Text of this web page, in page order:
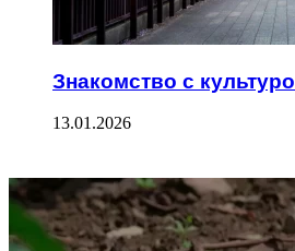
Знакомство с
13.01.2026